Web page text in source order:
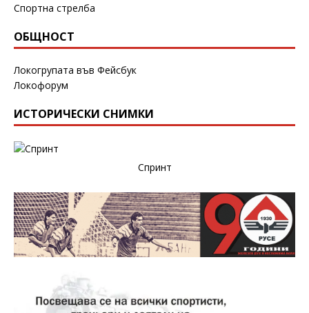
Спортна стрелба
ОБЩНОСТ
Локогрупата във Фейсбук
Локофорум
ИСТОРИЧЕСКИ СНИМКИ
Спринт